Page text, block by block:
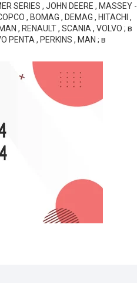
SERIES , JOHN DEERE , MASSEY -
, BOMAG , DEMAG , HITACHI ,
, RENAULT , SCANIA , VOLVO ; в
PENTA , PERKINS , MAN ; в